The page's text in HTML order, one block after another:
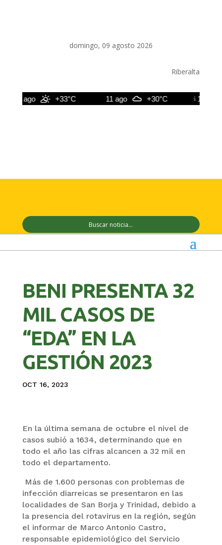
domingo, 09 agosto 2026
Riberalta
10 ago +33°C 11 ago +30°C 12 ago
BENI PRESENTA 32
MIL CASOS DE
“EDA” EN LA
GESTIÓN 2023
OCT 16, 2023
En la última semana de octubre el nivel de
casos subió a 1634, determinando que en
todo el año las cifras alcancen a 32 mil en
todo el departamento.
Más de 1.600 personas con problemas de
infección diarreicas se presentaron en las
localidades de San Borja y Trinidad, debido a
la presencia del rotavirus en la región, según
el informar de Marco Antonio Castro,
responsable epidemiológico del Servicio